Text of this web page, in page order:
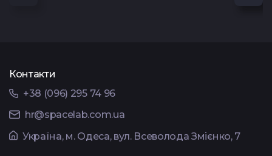
Контакти
+38 (096) 295 74 96
hr@spacelab.com.ua
Українa, м. Одеса, вул. Всеволода Змієнко, 7